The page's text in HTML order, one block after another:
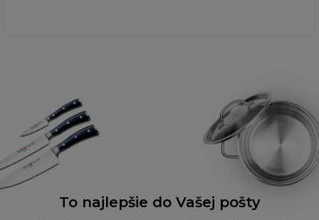
To najlepšie do Vašej pošty